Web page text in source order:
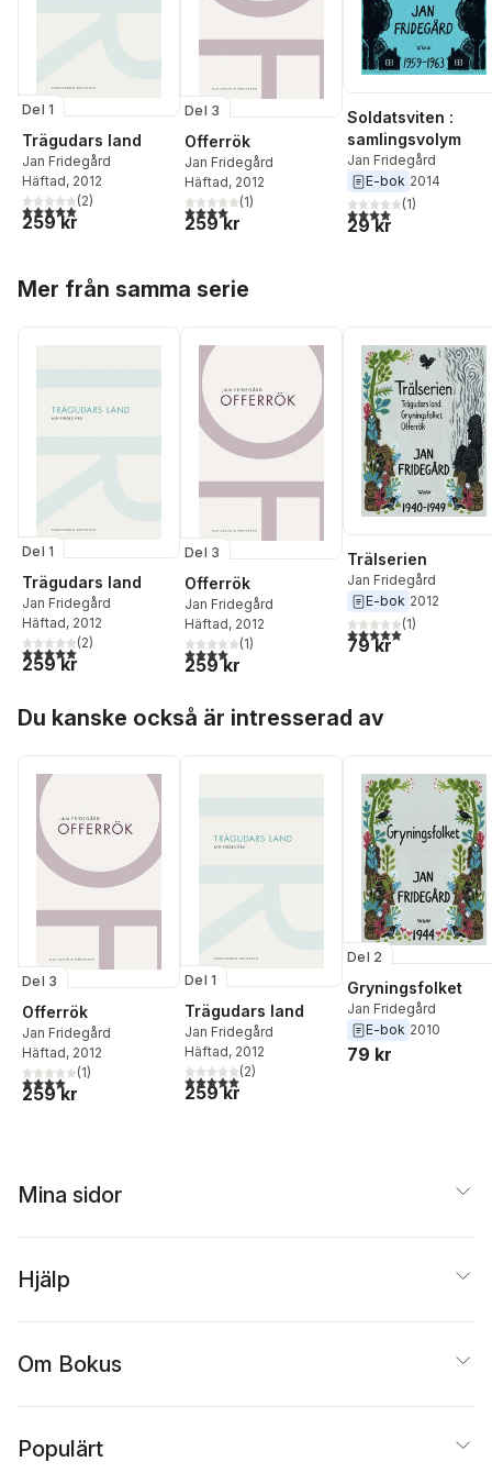
Del 1
Trägudars land
Jan Fridegård
Häftad, 2012
5,0utav 5 stjärnor. Totalt antal röster:
(2)
259 kr
Del 3
Offerrök
Jan Fridegård
Häftad, 2012
4,0utav 5 stjärnor. Totalt antal röster:
(1)
259 kr
Soldatsviten :
samlingsvolym
Jan Fridegård
E-bok 2014
4,0utav 5 stjärnor.
(1)
29 kr
Mer från samma serie
Del 1
Trägudars land
Jan Fridegård
Häftad, 2012
5,0utav 5 stjärnor. Totalt antal röster:
(2)
259 kr
Del 3
Offerrök
Jan Fridegård
Häftad, 2012
4,0utav 5 stjärnor. Totalt antal röster:
(1)
259 kr
Trälserien
Jan Fridegård
E-bok 2012
5,0utav 5 stjärnor.
(1)
79 kr
Du kanske också är intresserad av
Del 3
Offerrök
Jan Fridegård
Häftad, 2012
4,0utav 5 stjärnor. Totalt antal röster:
(1)
259 kr
Del 1
Trägudars land
Jan Fridegård
Häftad, 2012
5,0utav 5 stjärnor. Totalt antal röster:
(2)
259 kr
Del 2
Gryningsfolket
Jan Fridegård
E-bok 2010
79 kr
Mina sidor
Hjälp
Om Bokus
Populärt